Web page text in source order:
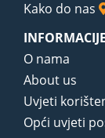
Kako do nas
INFORMACIJE
O nama
About us
Uvjeti
Opći uvjeti